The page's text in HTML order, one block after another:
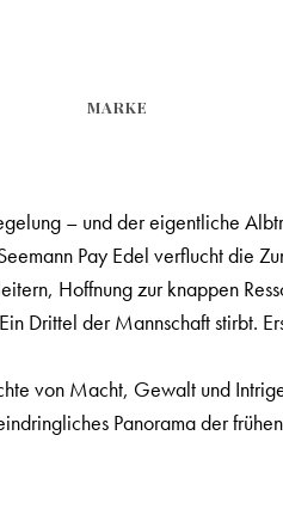
MARKE
– und der eigentliche
Pay Edel verflucht die
Hoffnung zur knappen
Drittel der Mannschaft stirbt.
von Macht, Gewalt und
Panorama der